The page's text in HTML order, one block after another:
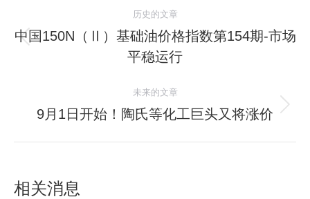
章
历史的文章
历
史
文
章：
中国150N（Ⅱ）基础油价格指数第154期-市场
平稳运行
未来的文章
未
9月1日开始！陶氏等化工巨头又将涨价
相关消息